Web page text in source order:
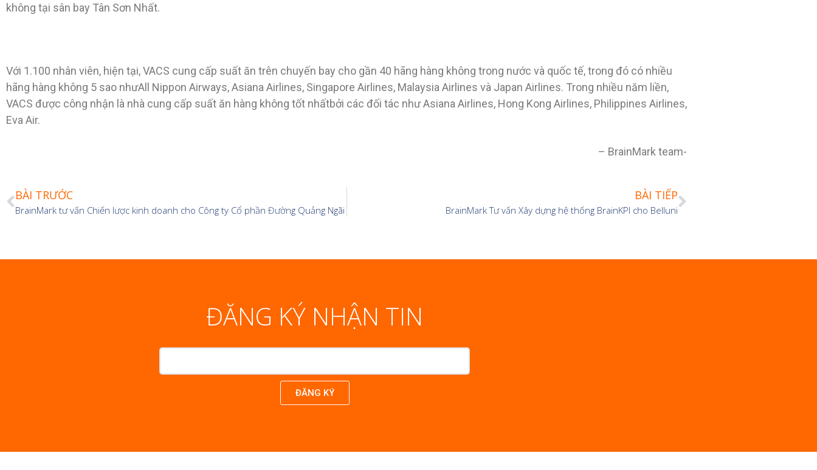
không tại sân bay Tân Sơn Nhất.
Với 1.100 nhân viên, hiện tại, VACS cung cấp suất ăn trên chuyến bay cho gần 40 hãng hàng không trong nước và quốc tế, trong đó có nhiều
hãng hàng không 5 sao nhưAll Nippon Airways, Asiana Airlines, Singapore Airlines, Malaysia Airlines và Japan Airlines. Trong nhiều năm liền,
VACS được công nhận là nhà cung cấp suất ăn hàng không tốt nhấtbởi các đối tác như Asiana Airlines, Hong Kong Airlines, Philippines Airlines,
Eva Air.
– BrainMark team-
BÀI TRƯỚC
BrainMark tư vấn Chiến lược kinh doanh cho Công ty Cổ phần Đường Quảng Ngãi
BÀI TIẾP
BrainMark Tư vấn Xây dựng hệ thống BrainKPI cho Belluni
ĐĂNG KÝ NHẬN TIN
ĐĂNG KÝ